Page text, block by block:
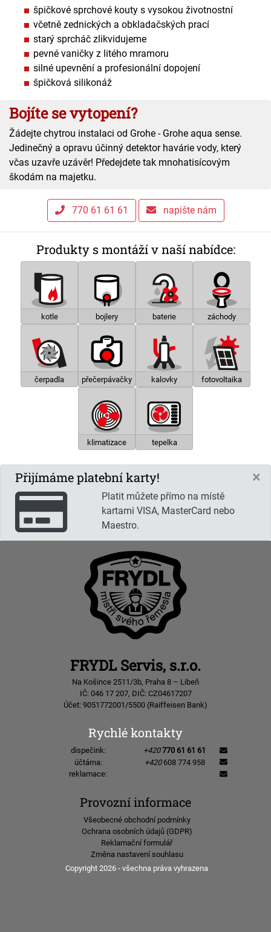
špičkové sprchové kouty s vysokou životnostní
včetně zednických a obkladačských prací
starý sprcháč zlikvidujeme
pevné vaničky z litého mramoru
silné upevnění a profesionální dopojení
špičková silikonáž
Bojíte se vytopení?
Žádejte chytrou instalaci od Grohe - Grohe aqua sense.
Jedinečný a opravu účinný detektor havárie vody, který
včas uzavře uzávěr! Předejdete tak mnohatisícovým
škodám na majetku.
770 61 61 61 napište nám
Produkty s montáží v naší nabídce:
kotle bojlery baterie záchody
čerpadla přečerpávačky kalovky fotovoltaika
klimatizace tepelka
Přijímáme platební karty! ×
Platit můžete přímo na místě
kartami VISA, MasterCard nebo
Maestro.
FRYDL Servis, s.r.o.
Na Košince 2511/3b, Praha 8 – Libeň
IČ: 046 17 207, DIČ: CZ04617207
Účet: 9051772001/5500 (Raiffeisen Bank)
Rychlé kontakty
dispečink: +420770 61 61 61
účtárna:
+420608 774 958
reklamace:
Provozní informace
Všeobecné obchodní podmínky
Ochrana osobních údajů (GDPR)
Reklamační formulář
Změna nastavení souhlasu
Copyright 2026 - všechna práva vyhrazena